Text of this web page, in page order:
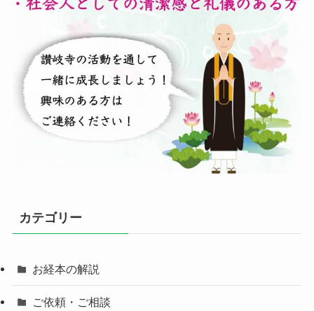
カテゴリー
お経本の解説
ご依頼・ご相談